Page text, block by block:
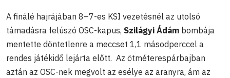
A finálé hajrájában 8–7-es KSI vezetésnél az utolsó
támadásra felúszó OSC-kapus, Szilágyi Ádám bombája
mentette döntetlenre a meccset 1,1 másodperccel a
rendes játékidő lejárta előtt. Az ötméterespárbajban
aztán az OSC-nek megvolt az esélye az aranyra, ám az